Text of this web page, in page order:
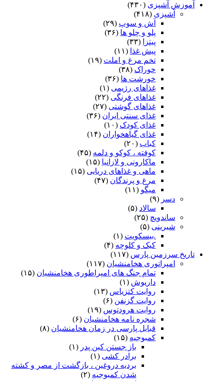
آموزش آشپزی (۴۳۰)
آشپزی (۴۱۸)
آش و سوپ (۲۹)
پلو و چلو ها (۳۶)
پیتزا
(۳۳)
پیش غذا (۱۱)
تخم مرغ و املت (۱۹)
خوراک (۳۸)
خورشت ها (۳۶)
غذاهای رژیمی (۱)
غذاهای فرنگی (۲۲)
غذاهای گوشتی (۲۷)
غذای سنتی ایران (۳۶)
غذای کودک (۱۰)
غذای گیاهخواران (۱۴)
کباب (۲۰)
کوفته ، کوکو و دلمه (۴۵)
ماکارونی و لازانیا (۱۵)
ماهی و غذاهای دریایی (۱۵)
مرغ و پرندگان (۴۷)
میگو (۱۱)
دسر (۹)
سالاد (۵)
ساندویچ (۲۵)
شیرینی (۵)
.بیسکویت (۱)
کیک و کلوچه (۴)
تاریخ سرزمین پارس (۱۱۷)
امپراتوری هخامنشیان (۱۱۷)
تمام جنگ های امپراطوری هخامنشیان (۱۵)
داریوش (۱)
روایت کتزیاس (۱۳)
روایت گزنفن (۶)
روایت هرودتوس (۱۹)
شجره نامه هخامنشیان (۶)
قبایل پارسی در زمان هخامنشیان (۸)
کمبوجیه (۱۵)
باز جستن کین پدر (۱)
برادر کشی (۱)
بردیه دروغین ، بازگشت از مصر و کشته
شدن کمبوجیه (۲)